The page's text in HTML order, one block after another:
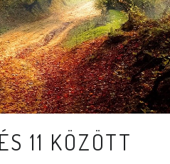
11 KÖZÖTT